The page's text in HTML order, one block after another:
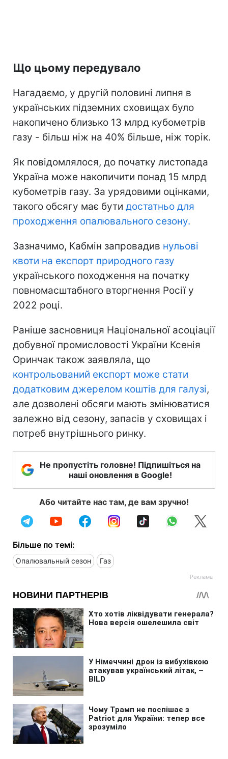
Що цьому передувало
Нагадаємо, у другій половині липня в
українських підземних сховищах було
накопичено близько 13 млрд кубометрів
газу - більш ніж на 40% більше, ніж торік.
Як повідомлялося, до початку листопада
Україна може накопичити понад 15 млрд
кубометрів газу. За урядовими оцінками,
такого обсягу має бути достатньо для
проходження опалювального сезону.
Зазначимо, Кабмін запровадив нульові
квоти на експорт природного газу
українського походження на початку
повномасштабного вторгнення Росії у
2022 році.
Раніше засновниця Національної асоціації
добувної промисловості України Ксенія
Оринчак також заявляла, що
контрольований експорт може стати
додатковим джерелом коштів для галузі,
але дозволені обсяги мають змінюватися
залежно від сезону, запасів у сховищах і
потреб внутрішнього ринку.
Не пропустіть головне! Підпишіться на
наші оновлення в Google!
Або читайте нас там, де вам зручно!
Більше по темі:
Опалювальный сезон Газ